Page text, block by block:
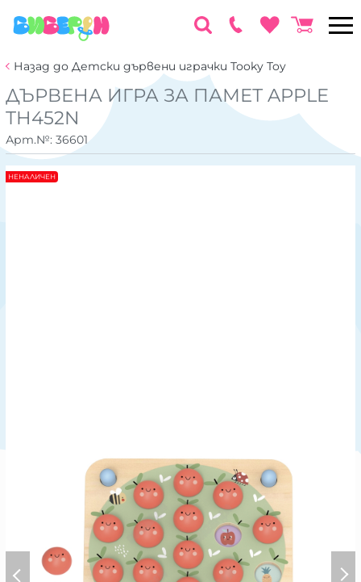
Назад до Детски дървени играчки Tooky Toy
ДЪРВЕНА ИГРА ЗА ПАМЕТ APPLE
TH452N
Арт.№: 36601
НЕНАЛИЧЕН